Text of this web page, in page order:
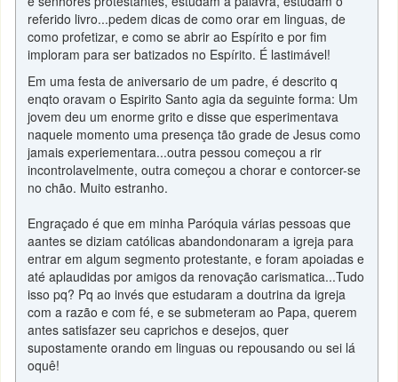
referido livro...pedem dicas de como orar em linguas, de
como profetizar, e como se abrir ao Espírito e por fim
imploram para ser batizados no Espírito. É lastimável!
Em uma festa de aniversario de um padre, é descrito q
enqto oravam o Espirito Santo agia da seguinte forma: Um
jovem deu um enorme grito e disse que esperimentava
naquele momento uma presença tão grade de Jesus como
jamais experiementara...outra pessou começou a rir
incontrolavelmente, outra começou a chorar e contorcer-se
no chão. Muito estranho.
Engraçado é que em minha Paróquia várias pessoas que
aantes se diziam católicas abandondonaram a igreja para
entrar em algum segmento protestante, e foram apoiadas e
até aplaudidas por amigos da renovação carismatica...Tudo
isso pq? Pq ao invés que estudaram a doutrina da igreja
com a razão e com fé, e se submeteram ao Papa, querem
antes satisfazer seu caprichos e desejos, quer
supostamente orando em linguas ou repousando ou sei lá
oquê!